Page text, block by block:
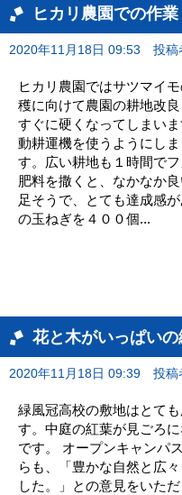
ヒカリ農園での作業
2020年11月18日 09:53 投稿
ヒカリ農園ではサツマイ
穫に向けて農園の耕地改
すぐに硬くなってしまい
動耕運機を使うようにし
す。広い耕地も１時間で
肥料を撒くと、なかなか
足そうで、とても達成感
の玉ねぎを４００個...
花と木がいっぱい
2020年11月18日 09:39 投稿
緑風冠高校の敷地はとて
す。中庭の紅葉が見ごろ
です。 オープンキャンパ
らも、「豊かな自然と広
した。」との意見をいた